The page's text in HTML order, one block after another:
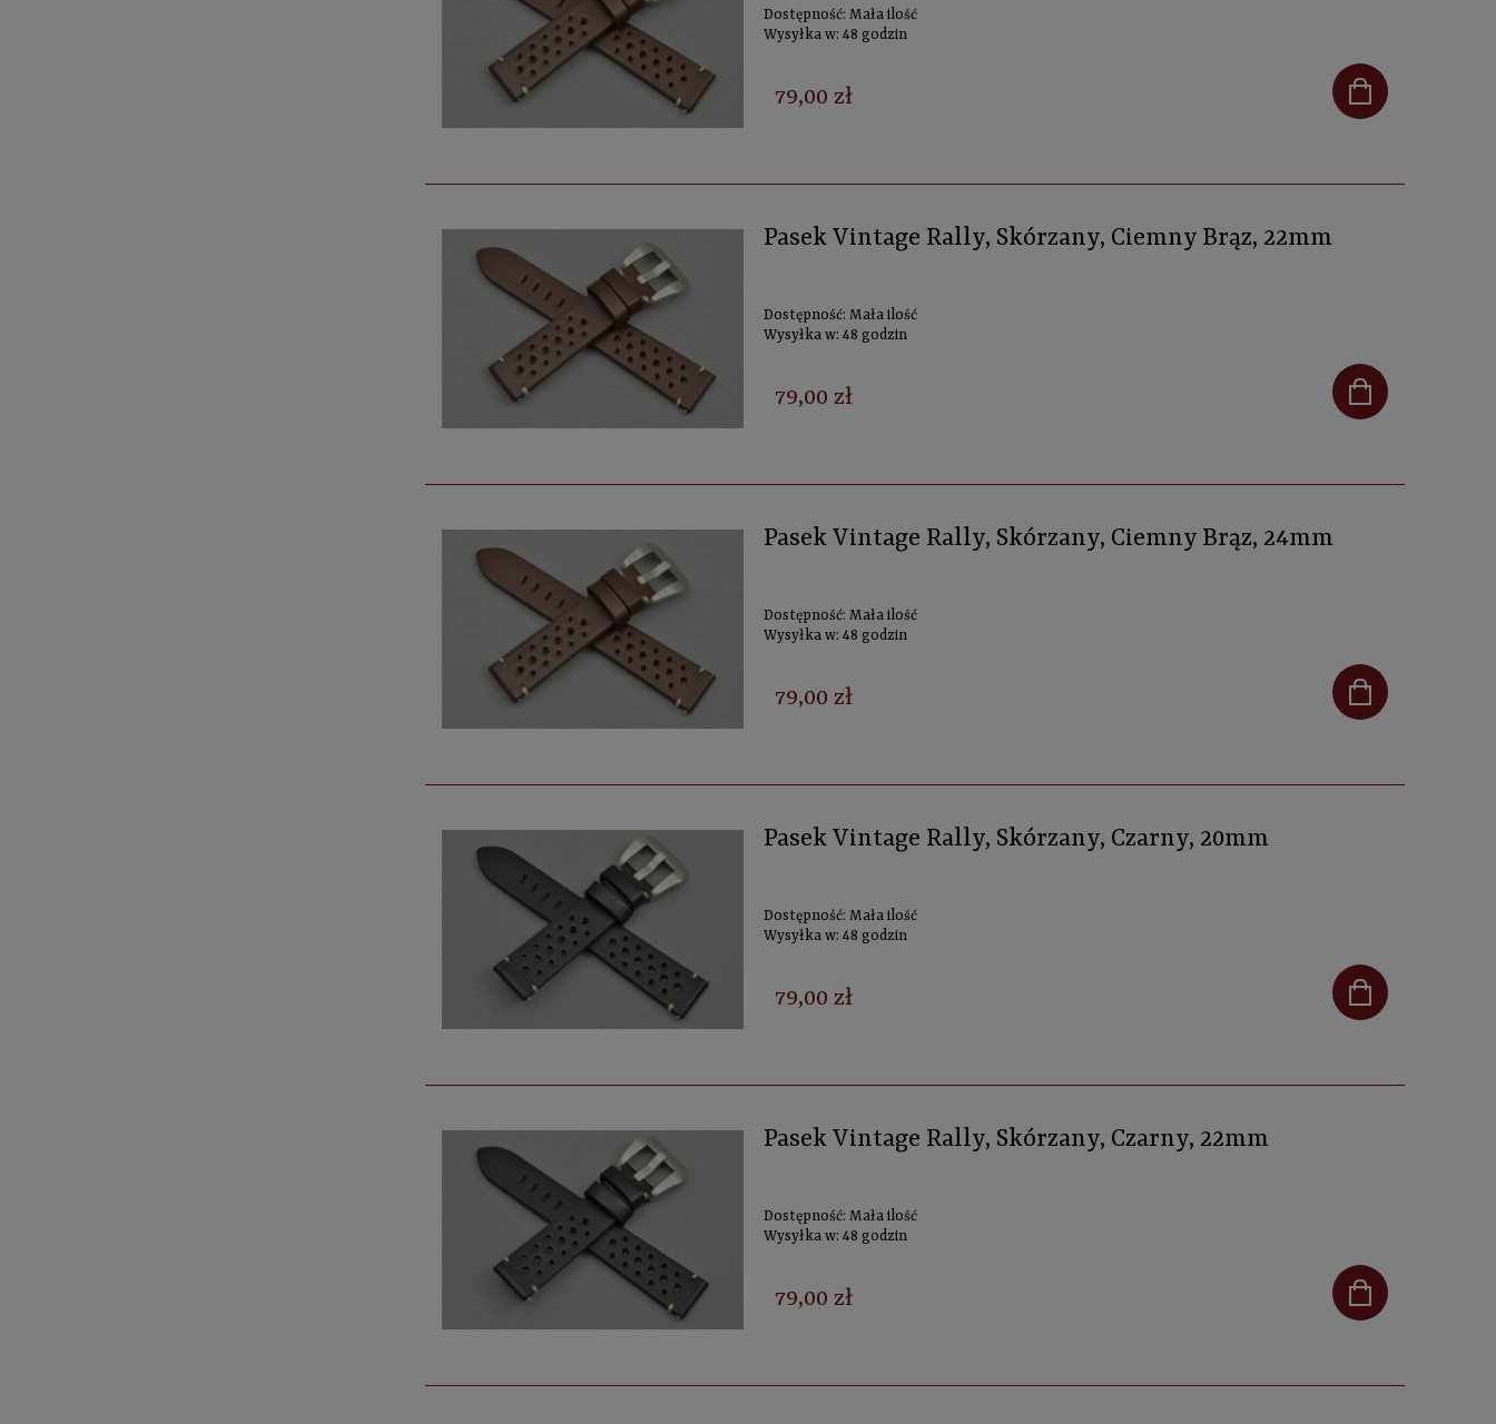
Dostępność: Mała ilość
Wysyłka w: 48 godzin
79,00 zł
Pasek Vintage Rally, Skórzany, Ciemny Brąz, 22mm
Dostępność: Mała ilość
Wysyłka w: 48 godzin
79,00 zł
Pasek Vintage Rally, Skórzany, Ciemny Brąz, 24mm
Dostępność: Mała ilość
Wysyłka w: 48 godzin
79,00 zł
Pasek Vintage Rally, Skórzany, Czarny, 20mm
Dostępność: Mała ilość
Wysyłka w: 48 godzin
79,00 zł
Pasek Vintage Rally, Skórzany, Czarny, 22mm
Dostępność: Mała ilość
Wysyłka w: 48 godzin
79,00 zł